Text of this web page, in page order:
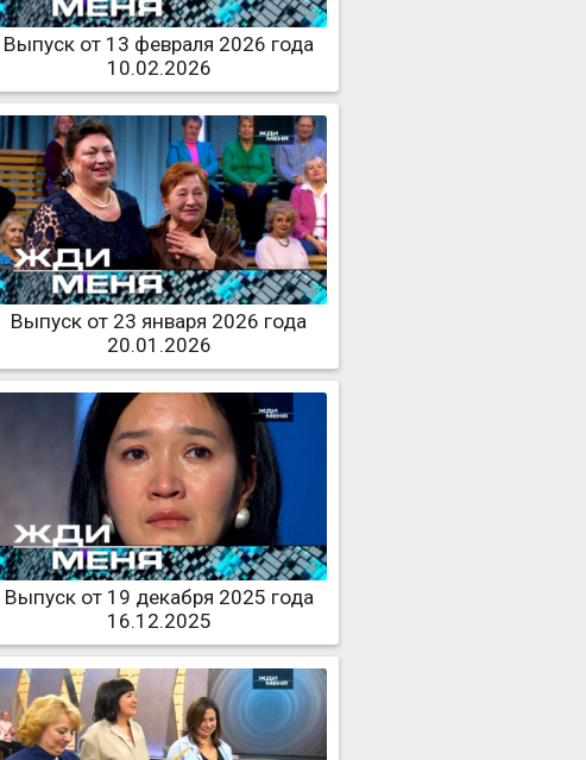
Выпуск от 13 февраля 2026 года
10.02.2026
Выпуск от 23 января 2026 года
20.01.2026
Выпуск от 19 декабря 2025 года
16.12.2025